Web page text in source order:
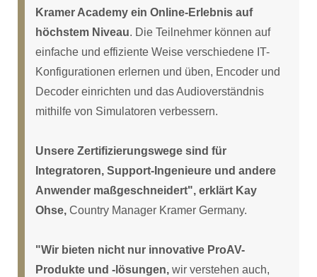
Kramer Academy ein Online-Erlebnis auf
höchstem Niveau. Die Teilnehmer können auf
einfache und effiziente Weise verschiedene IT-
Konfigurationen erlernen und üben, Encoder und
Decoder einrichten und das Audioverständnis
mithilfe von Simulatoren verbessern.
Unsere Zertifizierungswege sind für
Integratoren, Support-Ingenieure und andere
Anwender maßgeschneidert", erklärt Kay
Ohse, Country Manager Kramer Germany.
"Wir bieten nicht nur innovative ProAV-
Produkte und -lösungen, wir verstehen auch,